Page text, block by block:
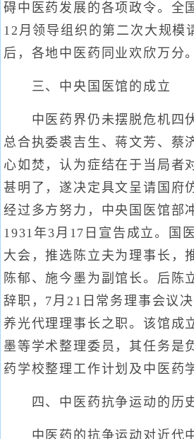
碍中医药发展的各项政令。全
12月领导组织的第二次大规模
后，各地中医药同业欢欣万分。
三、中央国医馆的成立
中医药界仍未摆脱危机四
总合执委裘吉生、蒋文芳、蔡
心如焚，认为症结在于当局者
甚明了，遂决定具文呈请国府
经过多方努力，中央国医馆部
1931年3月17日宣告成立。国
大会，推选陈立夫为理事长，
陈郁、施今墨为副馆长。后陈
辞职，7月21日常务理事会议
养光代理理事长之职。该馆成
墨等学术整理委员，其任务是
药学校整理工作计划及中医药
四、中医药抗争运动的历
中医药的抗争运动对近代